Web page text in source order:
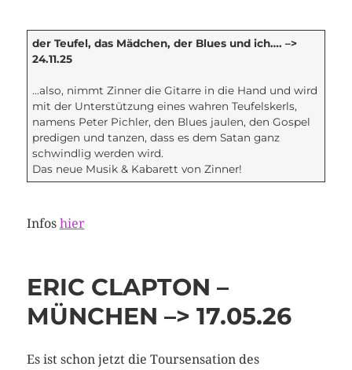
der Teufel, das Mädchen, der Blues und ich…. –>
24.11.25
…also, nimmt Zinner die Gitarre in die Hand und wird
mit der Unterstützung eines wahren Teufelskerls,
namens Peter Pichler, den Blues jaulen, den Gospel
predigen und tanzen, dass es dem Satan ganz
schwindlig werden wird.
Das neue Musik & Kabarett von Zinner!
Infos hier
ERIC CLAPTON –
MÜNCHEN –> 17.05.26
Es ist schon jetzt die Toursensation des